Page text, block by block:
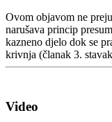
Ovom objavom ne
narušava princip
kazneno djelo dok se
krivnja (članak 3.
Video